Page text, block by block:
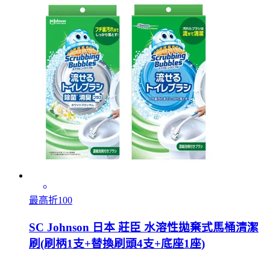
最高折100
SC Johnson 日本 莊臣 水溶性拋棄式馬桶清潔
刷(刷柄1支+替換刷頭4支+底座1座)